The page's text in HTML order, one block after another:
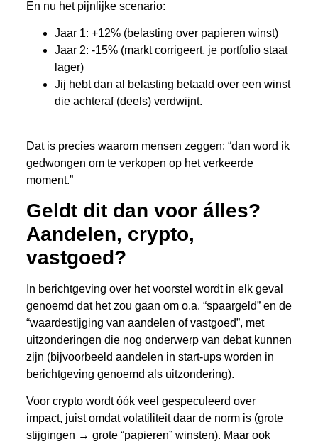
En nu het pijnlijke scenario:
Jaar 1: +12% (belasting over papieren winst)
Jaar 2: -15% (markt corrigeert, je portfolio staat
lager)
Jij hebt dan al belasting betaald over een winst
die achteraf (deels) verdwijnt.
Dat is precies waarom mensen zeggen: “dan word ik
gedwongen om te verkopen op het verkeerde
moment.”
Geldt dit dan voor álles?
Aandelen, crypto,
vastgoed?
In berichtgeving over het voorstel wordt in elk geval
genoemd dat het zou gaan om o.a. “spaargeld” en de
“waardestijging van aandelen of vastgoed”, met
uitzonderingen die nog onderwerp van debat kunnen
zijn (bijvoorbeeld aandelen in start-ups worden in
berichtgeving genoemd als uitzondering).
Voor crypto wordt óók veel gespeculeerd over
impact, juist omdat volatiliteit daar de norm is (grote
stijgingen → grote “papieren” winsten). Maar ook